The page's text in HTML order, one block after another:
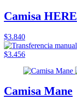
Camisa HERE
$3.840
$3.456
Camisa Mane